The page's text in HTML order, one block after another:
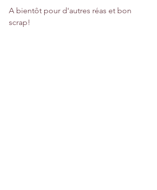
A bientôt pour d'autres réas et bon
scrap!